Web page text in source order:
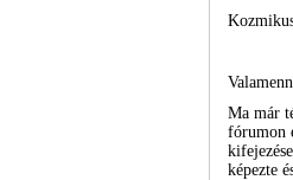
Ma már
fórumon
képezte